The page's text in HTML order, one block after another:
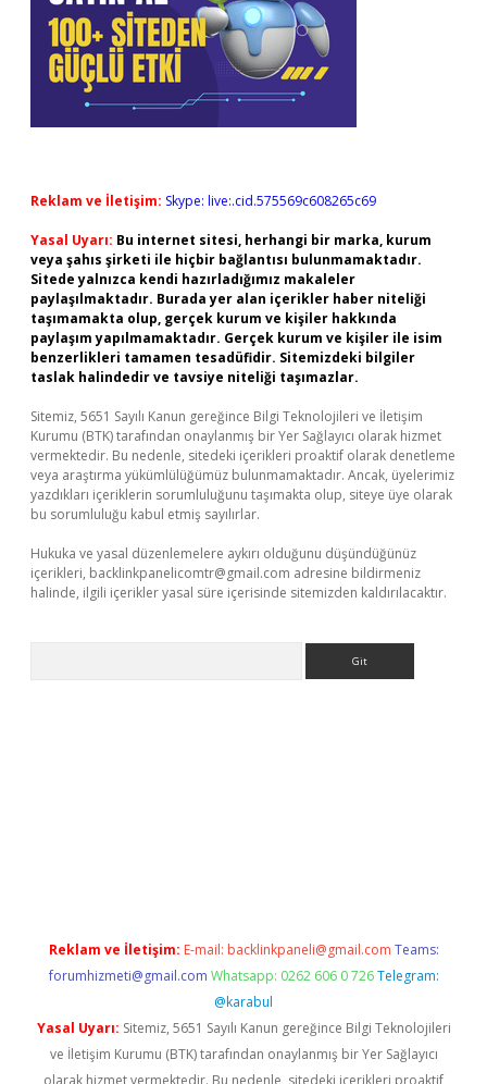
Reklam ve İletişim: Skype: live:.cid.575569c608265c69
Yasal Uyarı: Bu internet sitesi, herhangi bir marka, kurum
veya şahıs şirketi ile hiçbir bağlantısı bulunmamaktadır.
Sitede yalnızca kendi hazırladığımız makaleler
paylaşılmaktadır. Burada yer alan içerikler haber niteliği
taşımamakta olup, gerçek kurum ve kişiler hakkında
paylaşım yapılmamaktadır. Gerçek kurum ve kişiler ile isim
benzerlikleri tamamen tesadüfidir. Sitemizdeki bilgiler
taslak halindedir ve tavsiye niteliği taşımazlar.
Sitemiz, 5651 Sayılı Kanun gereğince Bilgi Teknolojileri ve İletişim
Kurumu (BTK) tarafından onaylanmış bir Yer Sağlayıcı olarak hizmet
vermektedir. Bu nedenle, sitedeki içerikleri proaktif olarak denetleme
veya araştırma yükümlülüğümüz bulunmamaktadır. Ancak, üyelerimiz
yazdıkları içeriklerin sorumluluğunu taşımakta olup, siteye üye olarak
bu sorumluluğu kabul etmiş sayılırlar.
Hukuka ve yasal düzenlemelere aykırı olduğunu düşündüğünüz
içerikleri, backlinkpanelicomtr@gmail.com adresine bildirmeniz
halinde, ilgili içerikler yasal süre içerisinde sitemizden kaldırılacaktır.
Reklam ve İletişim: E-mail: backlinkpaneli@gmail.com Teams:
forumhizmeti@gmail.com Whatsapp: 0262 606 0 726 Telegram:
@karabul
Yasal Uyarı: Sitemiz, 5651 Sayılı Kanun gereğince Bilgi Teknolojileri
ve İletişim Kurumu (BTK) tarafından onaylanmış bir Yer Sağlayıcı
olarak hizmet vermektedir. Bu nedenle, sitedeki içerikleri proaktif